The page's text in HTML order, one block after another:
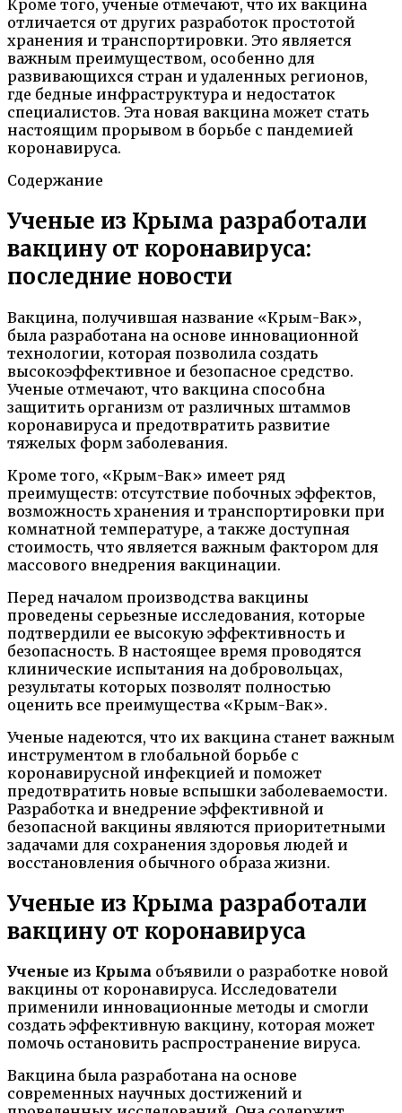
Кроме того, ученые отмечают, что их вакцина
отличается от других разработок простотой
хранения и транспортировки. Это является
важным преимуществом, особенно для
развивающихся стран и удаленных регионов,
где бедные инфраструктура и недостаток
специалистов. Эта новая вакцина может стать
настоящим прорывом в борьбе с пандемией
коронавируса.
Содержание
Ученые из Крыма разработали
вакцину от коронавируса:
последние новости
Вакцина, получившая название «Крым-Вак»,
была разработана на основе инновационной
технологии, которая позволила создать
высокоэффективное и безопасное средство.
Ученые отмечают, что вакцина способна
защитить организм от различных штаммов
коронавируса и предотвратить развитие
тяжелых форм заболевания.
Кроме того, «Крым-Вак» имеет ряд
преимуществ: отсутствие побочных эффектов,
возможность хранения и транспортировки при
комнатной температуре, а также доступная
стоимость, что является важным фактором для
массового внедрения вакцинации.
Перед началом производства вакцины
проведены серьезные исследования, которые
подтвердили ее высокую эффективность и
безопасность. В настоящее время проводятся
клинические испытания на добровольцах,
результаты которых позволят полностью
оценить все преимущества «Крым-Вак».
Ученые надеются, что их вакцина станет важным
инструментом в глобальной борьбе с
коронавирусной инфекцией и поможет
предотвратить новые вспышки заболеваемости.
Разработка и внедрение эффективной и
безопасной вакцины являются приоритетными
задачами для сохранения здоровья людей и
восстановления обычного образа жизни.
Ученые из Крыма разработали
вакцину от коронавируса
Ученые из Крыма объявили о разработке новой
вакцины от коронавируса. Исследователи
применили инновационные методы и смогли
создать эффективную вакцину, которая может
помочь остановить распространение вируса.
Вакцина была разработана на основе
современных научных достижений и